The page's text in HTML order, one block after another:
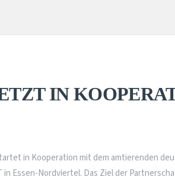
IN
in Kooperation mit dem amtierenden
in Essen-Nordviertel. Das Ziel der